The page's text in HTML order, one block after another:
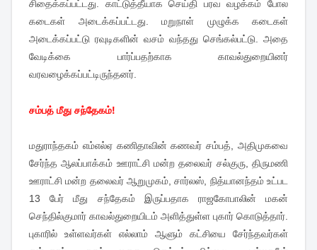
சிதைக்கப்பட்டது. காட்டுத்தீயாக செய்தி பரவ வழக்கம் போல
கடைகள் அடைக்கப்பட்டது. மறுநாள் முழுக்க கடைகள்
அடைக்கப்பட்டு ரவுடிகளின் வசம் வந்தது செங்கல்பட்டு. அதை
வேடிக்கை பார்ப்பதற்காக காவல்துறையினர்
வரவழைக்கப்பட்டிருந்தனர்.
சம்பத் மீது சந்தேகம்!
மதுராந்தகம் எம்எல்ஏ கணிதாவின் கணவர் சம்பத், அதிமுகவை
சேர்ந்த ஆலப்பாக்கம் ஊராட்சி மன்ற தலைவர் சல்குரு, திருமணி
ஊராட்சி மன்ற தலைவர் ஆறுமுகம், சார்லஸ், நித்யானந்தம் உட்பட
13 பேர் மீது சந்தேகம் இருப்பதாக ராஜகோபாலின் மகன்
செந்தில்குமார் காவல்துறையிடம் அளித்துள்ள புகார் கொடுத்தார்.
புகாரில் உள்ளவர்கள் எல்லாம் ஆளும் கட்சியை சேர்ந்தவர்கள்